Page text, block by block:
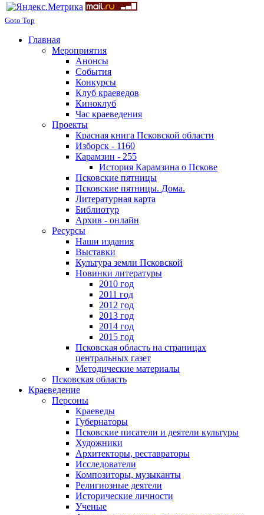
Goto Top
Главная
Мероприятия
Анонсы
События
Конкурсы
Клуб краеведов
Киноклуб
Час краеведения
Проекты
Красная книга Псковской области
Изборск - 1160
Карамзин - 255
История Карамзина о Пскове
Псковские пятницы
Псковские пятницы. Дома.
Литературная карта
Библиотур
Архив - онлайн
Ресурсы
Наши издания
Выставки
Культура земли Псковской
Новинки литературы
2010 год
2011 год
2012 год
2013 год
2014 год
2015 год
Псковская область на страницах
центральных газет
Методические материалы
Псковская область
Краеведение
Персоны
Краеведы
Губернаторы
Псковские писатели и деятели культуры
Художники
Архитекторы, реставраторы
Исследователи
Композиторы, музыканты
Религиозные деятели
Исторические личности
Ученые